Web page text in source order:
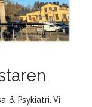
& Psykiatri. Vi